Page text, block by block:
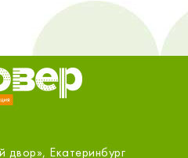
Екатеринбург